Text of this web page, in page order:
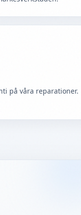
på våra reparationer.